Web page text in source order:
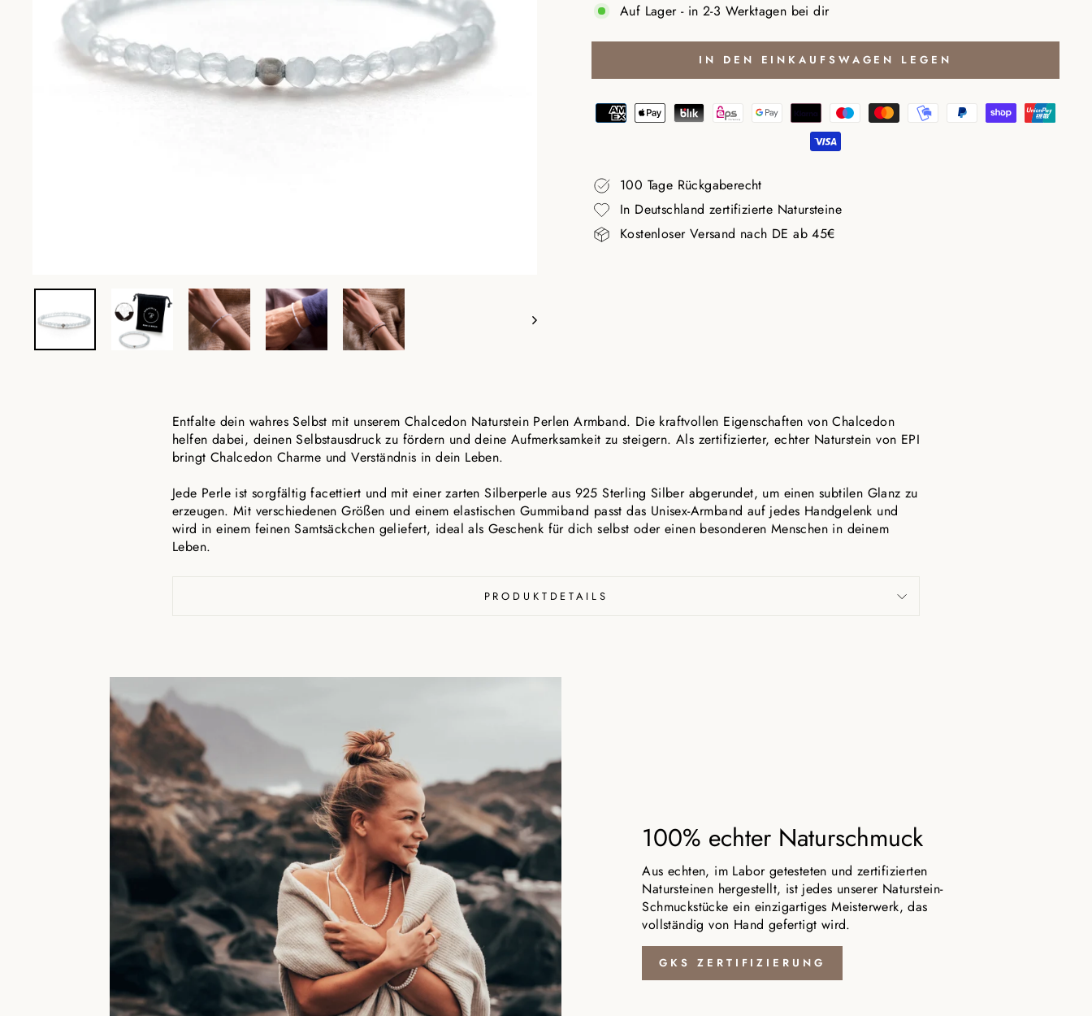
Auf Lager - in 2-3 Werktagen bei dir
IN DEN EINKAUFSWAGEN LEGEN
100 Tage Rückgaberecht
In Deutschland zertifizierte Natursteine
Kostenloser Versand nach DE ab 45€
Entfalte dein wahres Selbst mit unserem Chalcedon Naturstein Perlen Armband. Die kraftvollen Eigenschaften von Chalcedon
helfen dabei, deinen Selbstausdruck zu fördern und deine Aufmerksamkeit zu steigern. Als zertifizierter, echter Naturstein von EPI
bringt Chalcedon Charme und Verständnis in dein Leben.
Jede Perle ist sorgfältig facettiert und mit einer zarten Silberperle aus 925 Sterling Silber abgerundet, um einen subtilen Glanz zu
erzeugen. Mit verschiedenen Größen und einem elastischen Gummiband passt das Unisex-Armband auf jedes Handgelenk und
wird in einem feinen Samtsäckchen geliefert, ideal als Geschenk für dich selbst oder einen besonderen Menschen in deinem
Leben.
PRODUKTDETAILS
100% echter Naturschmuck
Aus echten, im Labor getesteten und zertifizierten
Natursteinen hergestellt, ist jedes unserer Naturstein-
Schmuckstücke ein einzigartiges Meisterwerk, das
vollständig von Hand gefertigt wird.
GKS ZERTIFIZIERUNG